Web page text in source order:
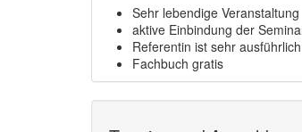
Sehr lebendige Veranstaltung
aktive Einbindung der
Referentin ist sehr
Fachbuch gratis